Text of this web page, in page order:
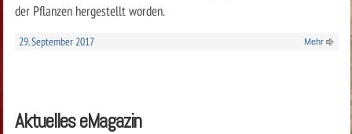
der Pflanzen hergestellt worden.
29. September 2017 Mehr
Aktuelles eMagazin